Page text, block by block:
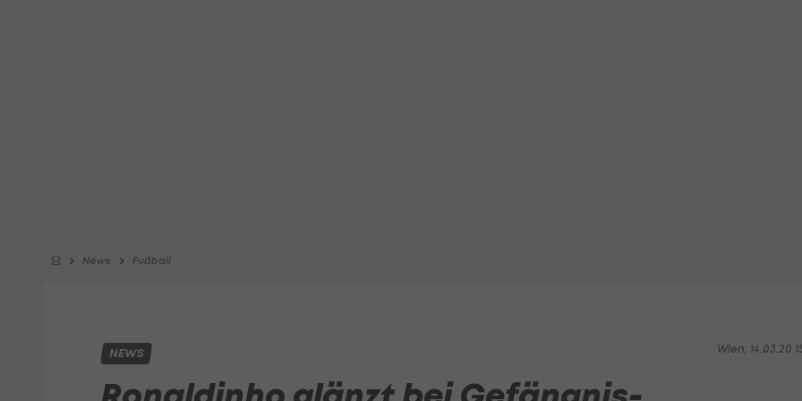
News Fußball
Wien, 14.03.20
NEWS